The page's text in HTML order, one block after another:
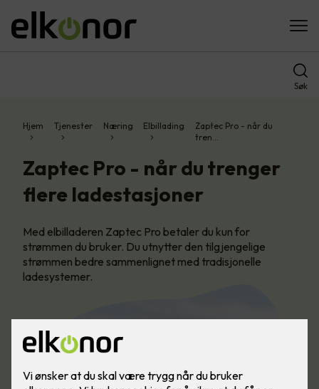
Søk
Hjem Tjenester Næring Elbillading
Zaptec Pro - når du
tren…
Zaptec Pro - når du trenger
flere ladestasjoner
Med elbilladeren Zaptec Pro betaler du kun for
strømmen du bruker. Du utnytter den tilgjengelige
strømmen bedre sammenlignet med tradisjonelle
ladesystemer.